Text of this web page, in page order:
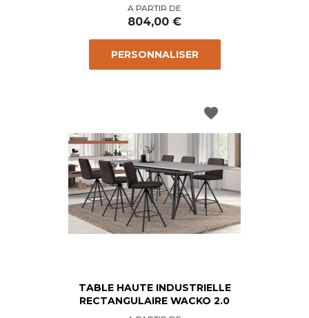
Prix
A PARTIR DE
804,00 €
PERSONNALISER
TABLE HAUTE INDUSTRIELLE
RECTANGULAIRE WACKO 2.0
favorite